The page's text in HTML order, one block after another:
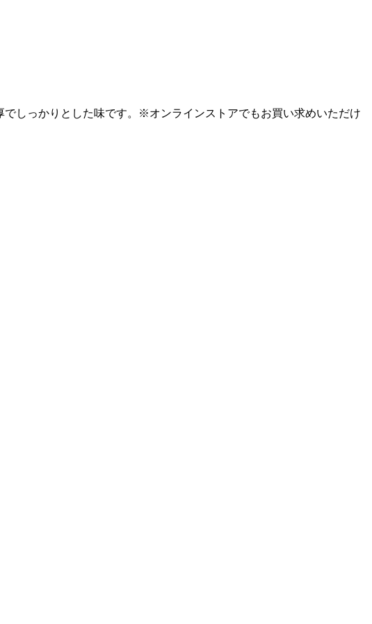
しっかりとした味です。
※オンラインストアでもお買い求めいただけ